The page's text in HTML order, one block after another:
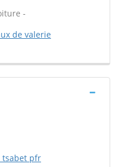
-
de valerie
tsabet pfr